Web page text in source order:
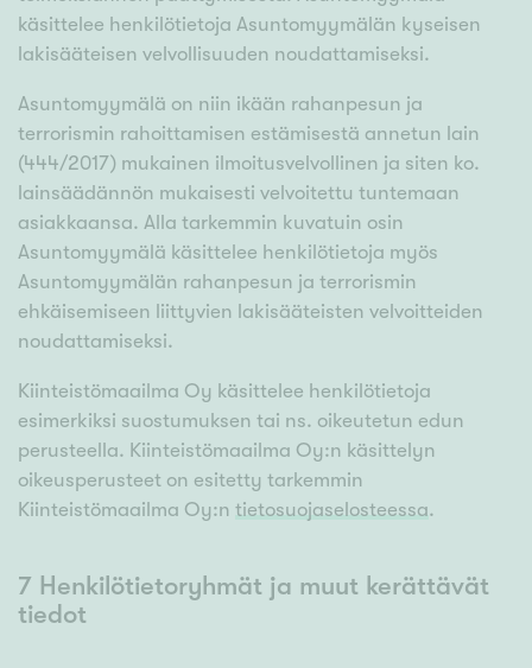
käsittelee henkilötietoja Asuntomyymälän kyseisen
lakisääteisen velvollisuuden noudattamiseksi.
Asuntomyymälä on niin ikään rahanpesun ja
terrorismin rahoittamisen estämisestä annetun lain
(444/2017) mukainen ilmoitusvelvollinen ja siten ko.
lainsäädännön mukaisesti velvoitettu tuntemaan
asiakkaansa. Alla tarkemmin kuvatuin osin
Asuntomyymälä käsittelee henkilötietoja myös
Asuntomyymälän rahanpesun ja terrorismin
ehkäisemiseen liittyvien lakisääteisten velvoitteiden
noudattamiseksi.
Kiinteistömaailma Oy käsittelee henkilötietoja
esimerkiksi suostumuksen tai ns. oikeutetun edun
perusteella. Kiinteistömaailma Oy:n käsittelyn
oikeusperusteet on esitetty tarkemmin
Kiinteistömaailma Oy:n tietosuojaselosteessa.
7 Henkilötietoryhmät ja muut kerättävät
tiedot